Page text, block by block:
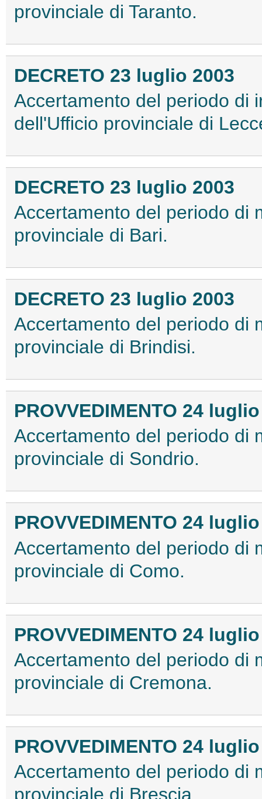
provinciale di Taranto.
DECRETO 23 luglio 2003
Accertamento del periodo di
dell'Ufficio provinciale di
DECRETO 23 luglio 2003
Accertamento del periodo di
provinciale di Bari.
DECRETO 23 luglio 2003
Accertamento del periodo di
provinciale di Brindisi.
PROVVEDIMENTO 24
Accertamento del periodo di
provinciale di Sondrio.
PROVVEDIMENTO 24
Accertamento del periodo di
provinciale di Como.
PROVVEDIMENTO 24
Accertamento del periodo di
provinciale di Cremona.
PROVVEDIMENTO 24
Accertamento del periodo di
provinciale di Brescia.